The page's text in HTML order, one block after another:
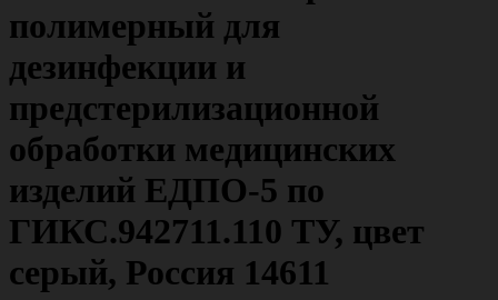
полимерный для
дезинфекции и
предстерилизационной
обработки медицинских
изделий ЕДПО-5 по
ГИКС.942711.110 ТУ, цвет
серый, Россия 14611